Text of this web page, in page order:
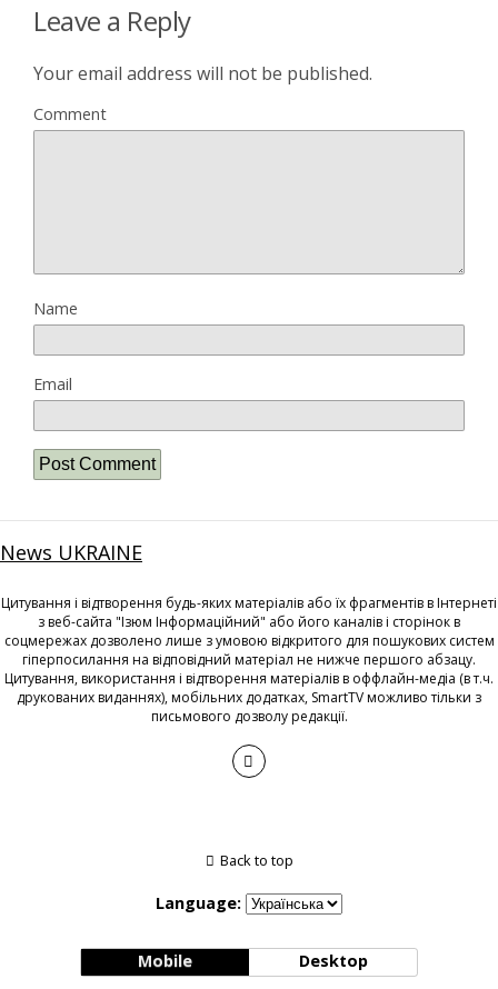
Leave a Reply
Your email address will not be published.
Comment
Name
Email
News UKRAINE
Цитування і відтворення будь-яких матеріалів або їх фрагментів в Інтернеті
з веб-сайта "Ізюм Інформаційний" або його каналів і сторінок в
соцмережах дозволено лише з умовою відкритого для пошукових систем
гіперпосилання на відповідний матеріал не нижче першого абзацу.
Цитування, використання і відтворення матеріалів в оффлайн-медіа (в т.ч.
друкованих виданнях), мобільних додатках, SmartTV можливо тільки з
письмового дозволу редакції.
Back to top
Language:
Mobile Desktop